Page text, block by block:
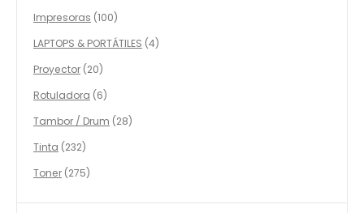
productos
Impresoras 100100
productos
LAPTOPS & PORTÁTILES 44
Proyector 2020
productos
Rotuladora 66
productos
Tambor / Drum 2828
Tinta 232232
productos
Toner 275275